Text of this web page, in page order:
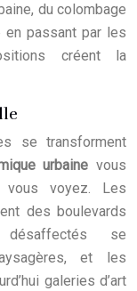
du colombage
en passant par les
créent la
se transforment
urbaine vous
voyez. Les
des boulevards
se
et les
galeries d’art